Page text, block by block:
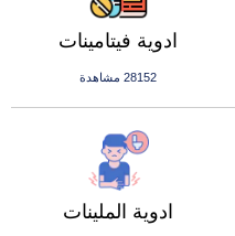
ادوية فيتامينات
28152 مشاهدة
ادوية الملينات